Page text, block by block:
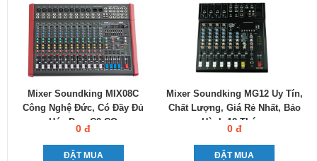
Mixer Soundking MIX08C
Công Nghệ Đức, Có Đầy Đủ
Hóa Đơn C0-CQ
0 đ
ĐẶT MUA
Mixer Soundking MG12 Uy Tín,
Chất Lượng, Giá Rẻ Nhất, Bảo
Hành 12 Tháng
0 đ
ĐẶT MUA